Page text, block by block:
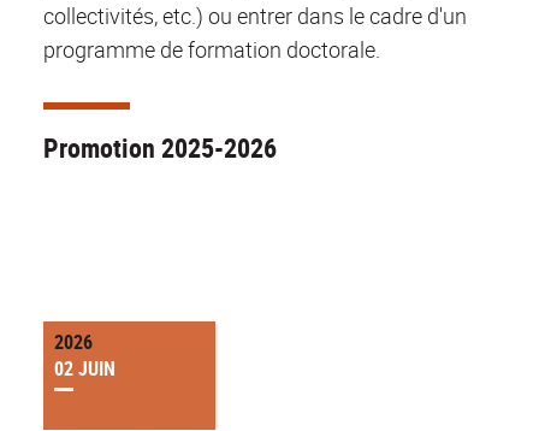
collectivités, etc.) ou entrer dans le cadre d'un
programme de formation doctorale.
Promotion 2025-2026
2026
02 JUIN